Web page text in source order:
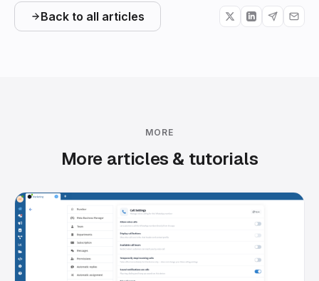
Back to all articles
MORE
More articles & tutorials